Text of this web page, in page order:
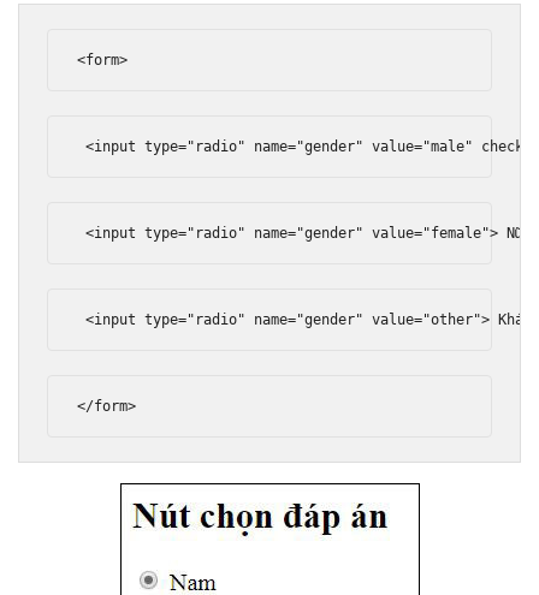
<form>
<input type="radio" name="gender" value="male"
<input type="radio" name="gender" value="female"> Nữ
<input type="radio" name="gender" value="other"> Khác
</form>